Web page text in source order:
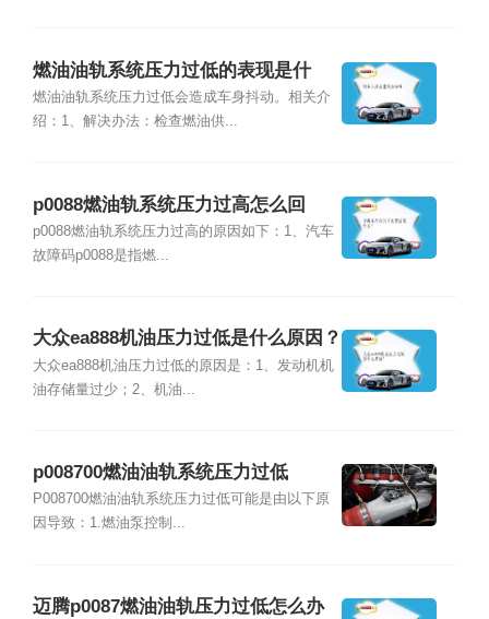
燃油油轨系统压力过低的表现是什
么？
燃油油轨系统压力过低会造成车身抖动。相关介
绍：1、解决办法：检查燃油供...
p0088燃油轨系统压力过高怎么回
事？
p0088燃油轨系统压力过高的原因如下：1、汽车
故障码p0088是指燃...
大众ea888机油压力过低是什么原因？
大众ea888机油压力过低的原因是：1、发动机机
油存储量过少；2、机油...
p008700燃油油轨系统压力过低
P008700燃油油轨系统压力过低可能是由以下原
因导致：1.燃油泵控制...
迈腾p0087燃油油轨压力过低怎么办